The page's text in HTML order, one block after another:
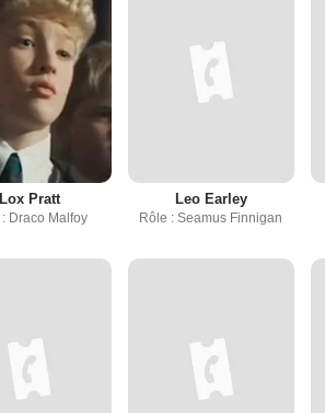
Lox Pratt
: Draco Malfoy
Leo Earley
Rôle : Seamus Finnigan